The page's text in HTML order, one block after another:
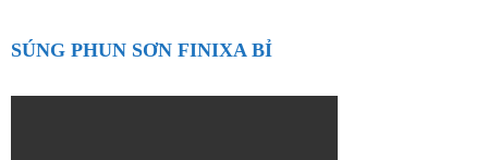
SÚNG PHUN SƠN FINIXA BỈ